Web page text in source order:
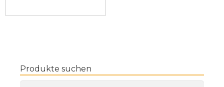
Produkte suchen